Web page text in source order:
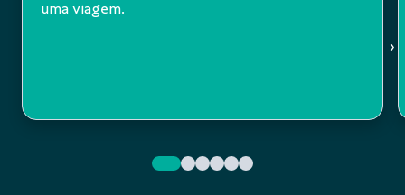
uma viagem.
›